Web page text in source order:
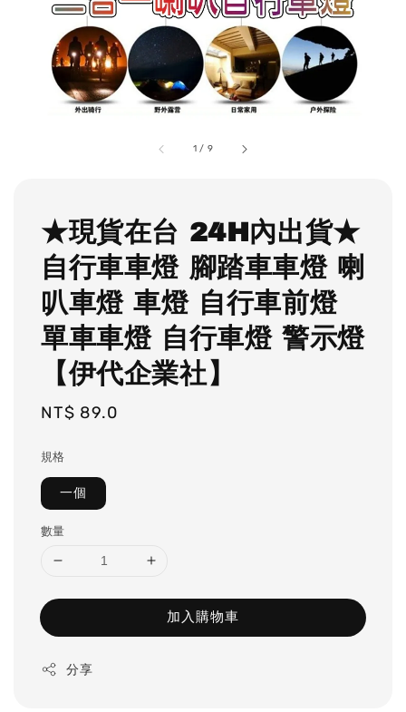
1 / 9
★現貨在台 24H內出貨★
自行車車燈 腳踏車車燈 喇
叭車燈 車燈 自行車前燈
單車車燈 自行車燈 警示燈
【伊代企業社】
Regular
NT$ 89.0
規格
一個
數量
加入購物車
分享